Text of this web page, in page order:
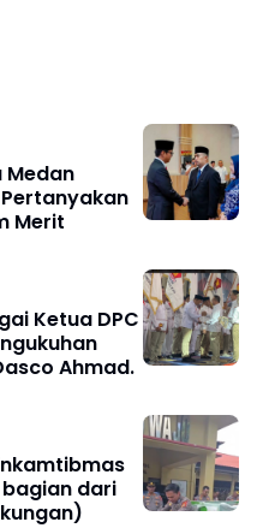
Medan
Merit
Ketua DPC
Ahmad.
bagian dari